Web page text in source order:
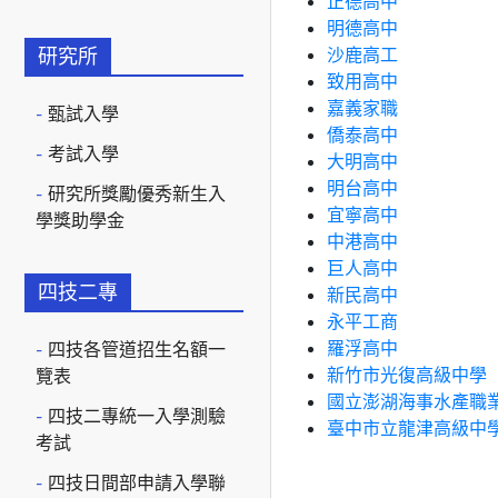
研究所
甄試入學
考試入學
研究所獎勵優秀新生入
學獎助學金
四技二專
四技各管道招生名額一
覽表
四技二專統一入學測驗
考試
四技日間部申請入學聯
明德高中
沙鹿高工
致用高中
嘉義家職
僑泰高中
大明高中
明台高中
宜寧高中
中港高中
巨人高中
新民高中
永平工商
羅浮高中
新竹市光復高級中學
國立澎湖海事水產職
臺中市立龍津高級中